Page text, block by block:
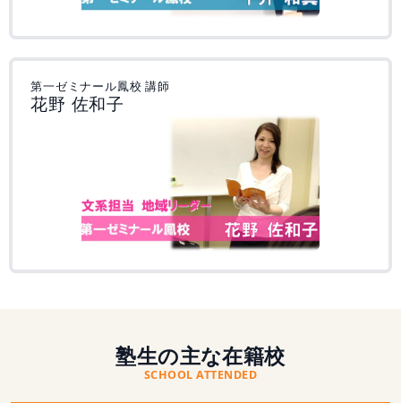
第一ゼミナール鳳校 講師
花野 佐和子
塾生の主な在籍校
SCHOOL ATTENDED